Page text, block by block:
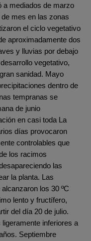
a mediados de marzo
mes en las zonas
el ciclo vegetativo
aproximadamente dos
y lluvias por debajo
vegetativo,
sanidad. Mayo
dentro de
tempranas se
en casi toda La
días provocaron
controlables que
los racimos
las
la planta. Las
los 30 ºC
lento y fructífero,
del día 20 de julio.
inferiores a
Septiembre